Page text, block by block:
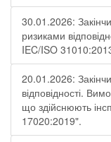
30.01.2026:
ризиками
IEC/ISO
20.01.2026:
відповідності.
що здійснюють
17020:2019".